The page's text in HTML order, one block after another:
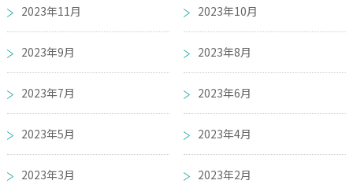
2023年11月 2023年10月
2023年9月 2023年8月
2023年7月 2023年6月
2023年5月 2023年4月
2023年3月 2023年2月